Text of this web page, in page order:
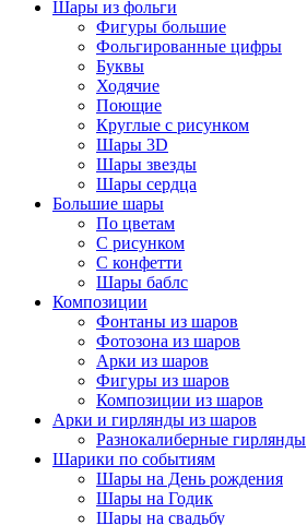
Шары из фольги
Фигуры большие
Фольгированные цифры
Буквы
Ходячие
Поющие
Круглые с рисунком
Шары 3D
Шары звезды
Шары сердца
Большие шары
По цветам
С рисунком
С конфетти
Шары баблс
Композиции
Фонтаны из шаров
Фотозона из шаров
Арки из шаров
Фигуры из шаров
Композиции из шаров
Арки и гирлянды из шаров
Разнокалиберные гирлянды
Шарики по событиям
Шары на День рождения
Шары на Годик
Шары на свадьбу